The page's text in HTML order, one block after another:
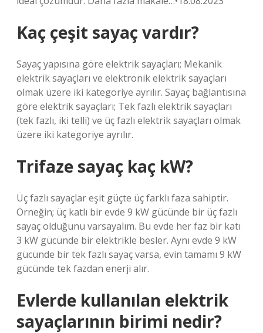
Kaç çeşit sayaç vardır?
Sayaç yapısına göre elektrik sayaçları; Mekanik
elektrik sayaçları ve elektronik elektrik sayaçları
olmak üzere iki kategoriye ayrılır. Sayaç bağlantısına
göre elektrik sayaçları; Tek fazlı elektrik sayaçları
(tek fazlı, iki telli) ve üç fazlı elektrik sayaçları olmak
üzere iki kategoriye ayrılır.
Trifaze sayaç kaç kW?
Üç fazlı sayaçlar eşit güçte üç farklı faza sahiptir.
Örneğin; üç katlı bir evde 9 kW gücünde bir üç fazlı
sayaç olduğunu varsayalım. Bu evde her faz bir katı
3 kW gücünde bir elektrikle besler. Aynı evde 9 kW
gücünde bir tek fazlı sayaç varsa, evin tamamı 9 kW
gücünde tek fazdan enerji alır.
Evlerde kullanılan elektrik
sayaçlarının birimi nedir?